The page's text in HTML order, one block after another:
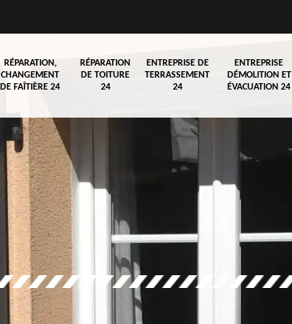
RÉPARATION,
CHANGEMENT
DE FAÎTIÈRE 24
RÉPARATION
DE TOITURE
24
ENTREPRISE DE
TERRASSEMENT
24
ENTREPRISE
DÉMOLITION ET
ÉVACUATION 24